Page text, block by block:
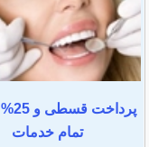
تمام خدمات